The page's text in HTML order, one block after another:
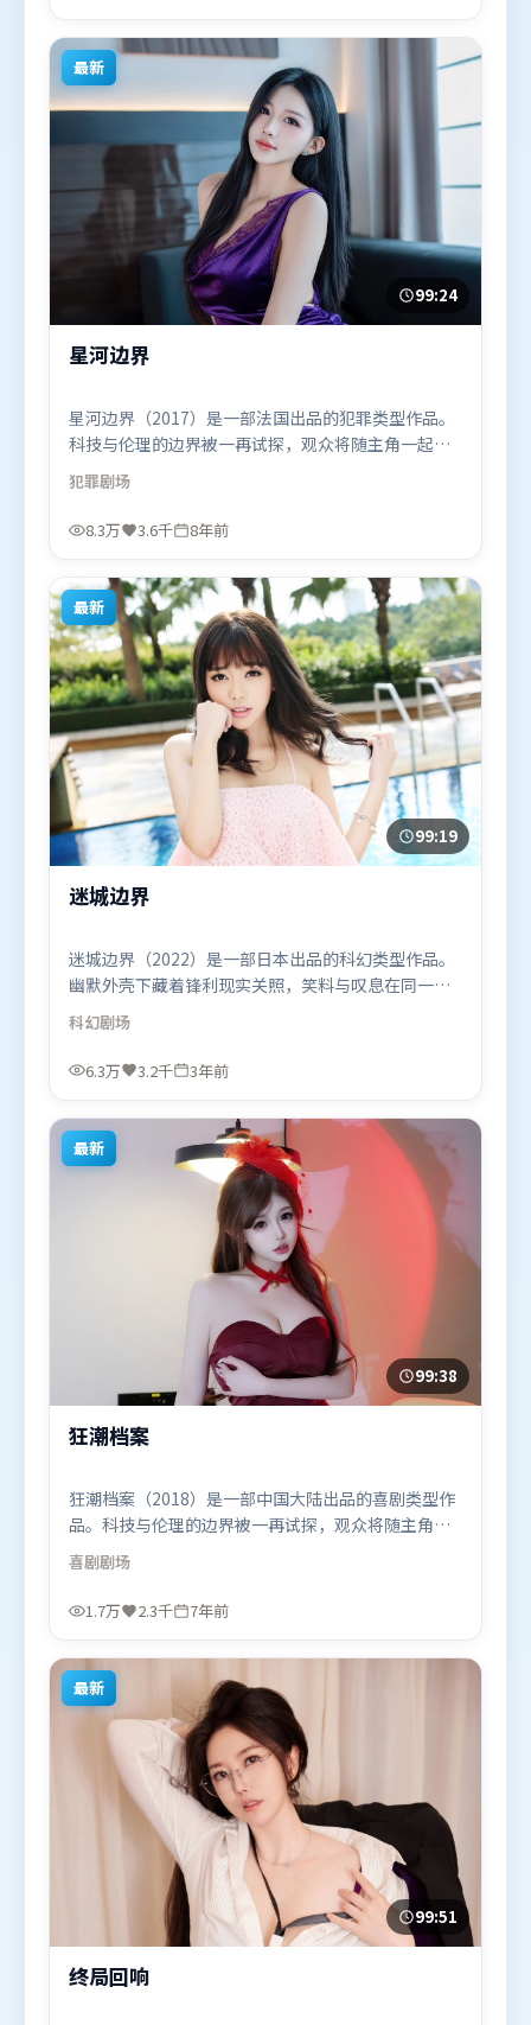
线，适合喜欢冒险题材的观众观看。
最新
99:24
星河边界
星河边界（2017）是一部法国出品的犯罪类型作品。
科技与伦理的边界被一再试探，观众将随主角一起经
历道德震荡。动作场面设计讲究空间与节奏，文戏部
分同样扎实耐嚼。由王家卫执导，弗洛伦丝·皮尤、
长泽雅美、肖战，马东锡等联袂出演。影片于2017年
罪题材的观众观看。
犯罪剧场
8.3万 3.6千 8年前
最新
99:19
迷城边界
迷城边界（2022）是一部日本出品的科幻类型作品。
幽默外壳下藏着锋利现实关照，笑料与叹息在同一场
景里并存。动作场面设计讲究空间与节奏，文戏部分
同样扎实耐嚼。由陈凯歌执导，艾米莉·布朗特、朱
一龙、赵丽颖，杨紫、张译等联袂出演。影片于2022
科幻题材的观众观看。
科幻剧场
6.3万 3.2千 3年前
最新
99:38
狂潮档案
狂潮档案（2018）是一部中国大陆出品的喜剧类型作
品。科技与伦理的边界被一再试探，观众将随主角一
起经历道德震荡。叙事线索多线并进，最终在关键节
点收束。由陈思诚执导，刘亦菲、黄政民、黄渤，基
里安·墨菲、托尼·贾等联袂出演。影片于2018年12
剧题材的观众观看。
喜剧剧场
1.7万 2.3千 7年前
最新
99:51
终局回响